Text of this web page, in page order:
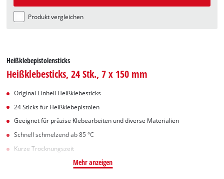
Produkt vergleichen
Heißklebepistolensticks
Heißklebesticks, 24 Stk., 7 x 150 mm
Original Einhell Heißklebesticks
24 Sticks für Heißklebepistolen
Geeignet für präzise Klebearbeiten und diverse Materialien
Schnell schmelzend ab 85 °C
Kurze Trocknungszeit
Mehr anzeigen